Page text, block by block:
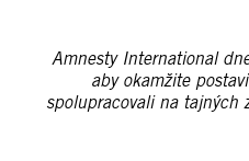
Amnesty International
aby okamžite
spolupracovali na tajných